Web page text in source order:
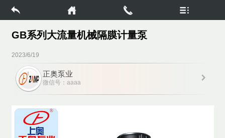
GB系列大流量机械隔膜计量泵
2023/6/19
正奥泵业
微信号：aaaa